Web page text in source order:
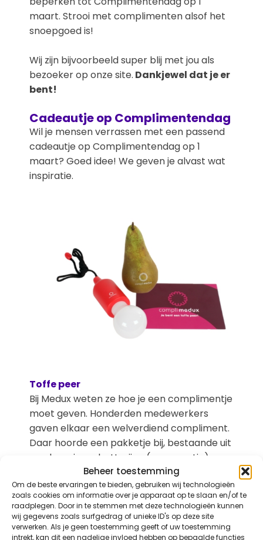
Beheer toestemming
Om de beste ervaringen te bieden, gebruiken wij technologieën
zoals cookies om informatie over je apparaat op te slaan en/of te
raadplegen. Door in te stemmen met deze technologieën kunnen
wij gegevens zoals surfgedrag of unieke ID's op deze site
verwerken. Als je geen toestemming geeft of uw toestemming
intrekt, kan dit een nadelige invloed hebben op bepaalde functies
maart. Strooi met complimenten alsof het
snoepgoed is!
Wij zijn bijvoorbeeld super blij met jou als
bezoeker op onze site. Dankjewel dat je er
bent!
Cadeautje op Complimentendag
Wil je mensen verrassen met een passend
cadeautje op Complimentendag op 1
maart? Goed idee! We geven je alvast wat
inspiratie.
Toffe peer
Bij Medux weten ze hoe je een complimentje
moet geven. Honderden medewerkers
gaven elkaar een welverdiend compliment.
Daar hoorde een pakketje bij, bestaande uit
een lampje op batterijen (een peertje) en
een peer met eetbare inkt. Bij het pakketje
werden alle complimentjes toegevoegd.
Dat is nog eens een leuke verrassing!
BIJzonder